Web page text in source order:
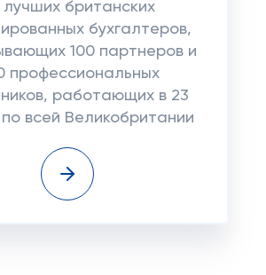
лучших британских
бухгалтеров,
100 партнеров и
профессиональных
работающих в 23
всей Великобритании